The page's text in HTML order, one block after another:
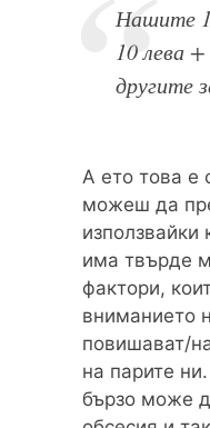
Нашите
10 лева
другите
А ето това е
можеш да
използвайки
има твърде
фактори,
вниманието
повишават/
на парите
бързо може